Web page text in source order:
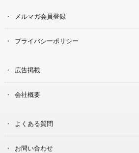
メルマガ会員登録
プライバシーポリシー
広告掲載
会社概要
よくある質問
お問い合わせ